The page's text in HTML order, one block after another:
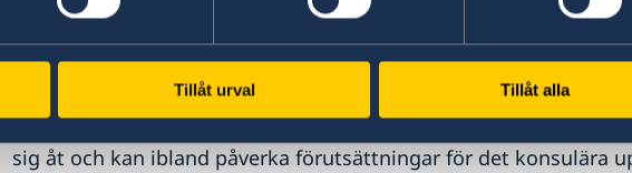
Tillåt urval Tillåt alla
UD och ambassaderna har ett uppdrag att ge konsulär service,
stöd, till svenskar utomlands i olika nödsituationer. Vår
det svenska konsulära regelverket och ges på ett likvärdigt och
oavsett var i världen du befinner dig. Förhållanden och
sig åt och kan ibland påverka förutsättningar för det konsulära